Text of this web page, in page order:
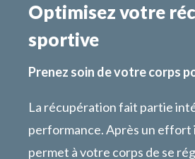
Optimisez votre
sportive
Prenez soin de votre corps
La récupération fait partie
performance. Après un effort
permet à votre corps de se